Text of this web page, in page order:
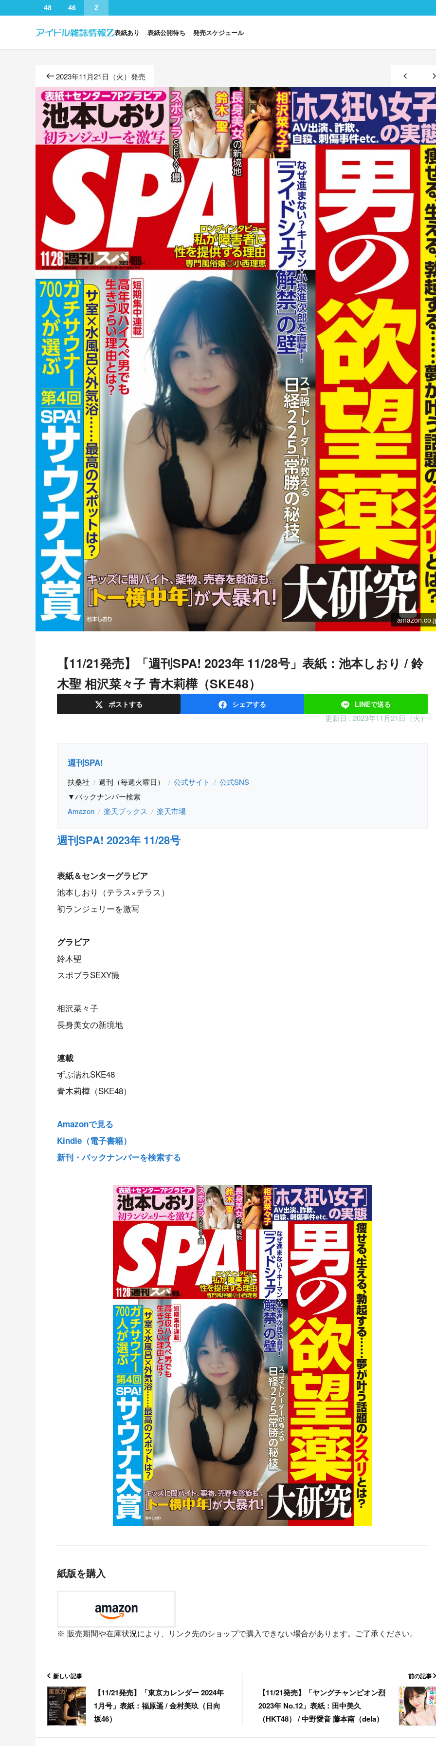
48 46 Z
表紙あり 表紙公開待ち 発売スケジュール
2023年11月21日（火）発売
【11/21発売】「週刊SPA! 2023年 11/28号」表紙：池本しおり / 鈴
木聖 相沢菜々子 青木莉樺（SKE48）
ポストする シェアする LINEで送る
更新日 : 2023年11月21日（火）
週刊SPA!
扶桑社 週刊（毎週火曜日） 公式サイト
公式SNS
▼バックナンバー検索
Amazon
楽天ブックス 楽天市場
週刊SPA! 2023年 11/28号
表紙＆センターグラビア
池本しおり（テラス×テラス）
初ランジェリーを激写
グラビア
鈴木聖
スポブラSEXY撮
相沢菜々子
長身美女の新境地
連載
ずぶ濡れSKE48
青木莉樺（SKE48）
Amazonで見る
Kindle（電子書籍）
新刊・バックナンバーを検索する
紙版を購入
販売期間や在庫状況により、リンク先のショップで購入できない場合があります。ご了承ください。
新しい記事
【11/21発売】「東京カレンダー 2024年
1月号」表紙：福原遥 / 金村美玖（日向
坂46）
前の記事
【11/21発売】「ヤングチャンピオン烈
2023年 No.12」表紙：田中美久
（HKT48） / 中野愛音 藤本南（dela）